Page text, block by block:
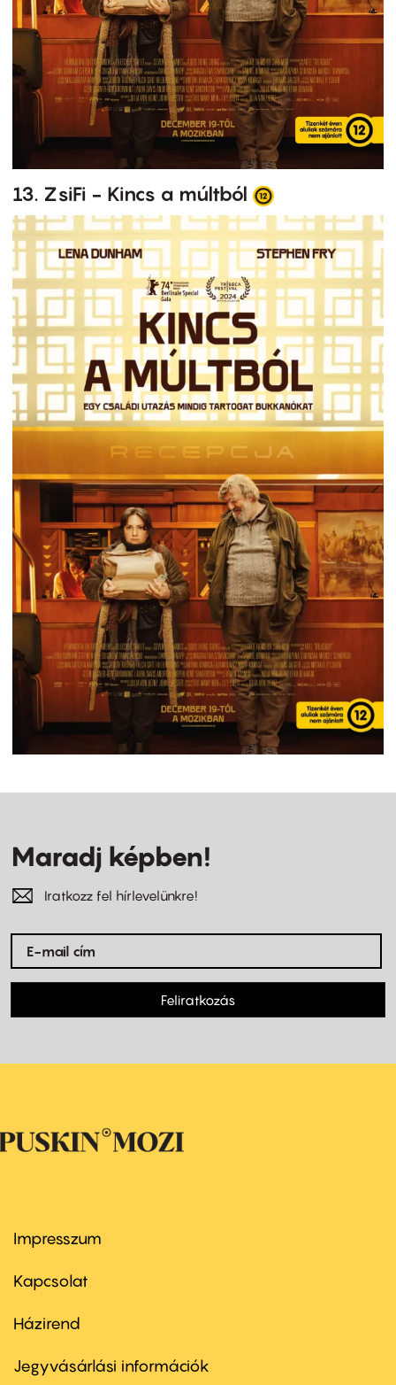
13. ZsiFi - Kincs a múltból
Maradj képben!
Iratkozz fel hírlevelünkre!
Feliratkozás
Footer
first
Impresszum
Kapcsolat
Footer
second
Házirend
Jegyvásárlási információk